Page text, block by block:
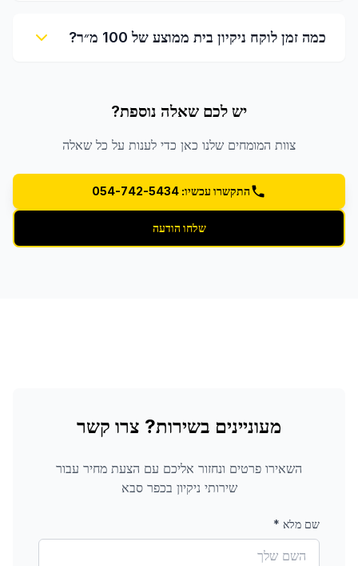
כמה זמן לוקח ניקיון בית ממוצע של 100 מ״ר?
יש לכם שאלה נוספת?
צוות המומחים שלנו כאן כדי לענות על כל שאלה
התקשרו עכשיו: 054-742-5434
שלחו הודעה
מעוניינים בשירות? צרו קשר
השאירו פרטים ונחזור אליכם עם הצעת מחיר עבור
שירותי ניקיון בכפר סבא
שם מלא *